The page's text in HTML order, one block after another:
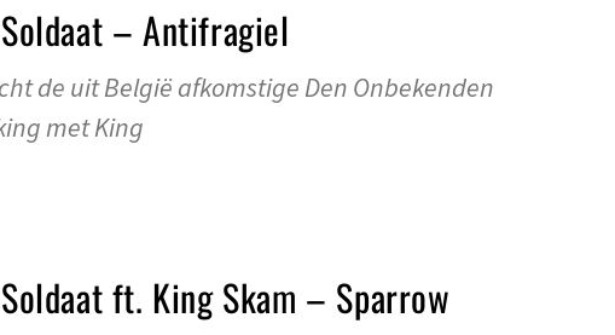
– Antifragiel
de uit België afkomstige Den Onbekenden
met King
ft. King Skam – Sparrow